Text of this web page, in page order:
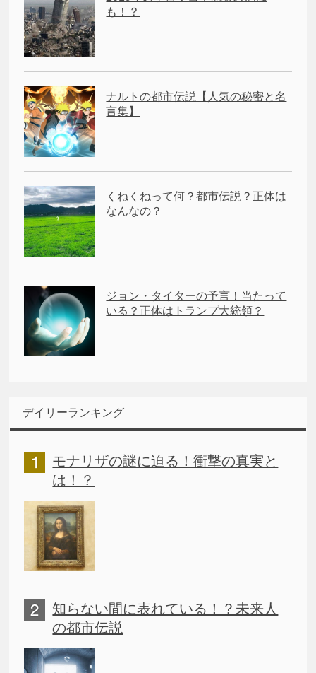
も！？
ナルトの都市伝説【人気の秘密と名
言集】
くねくねって何？都市伝説？正体は
なんなの？
ジョン・タイターの予言！当たって
いる？正体はトランプ大統領？
デイリーランキング
モナリザの謎に迫る！衝撃の真実と
は！？
知らない間に表れている！？未来人
の都市伝説